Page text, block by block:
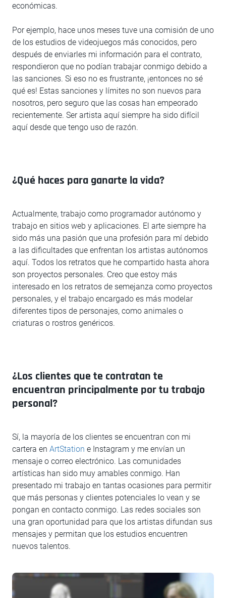
económicas.
Por ejemplo, hace unos meses tuve una comisión de uno
de los estudios de videojuegos más conocidos, pero
después de enviarles mi información para el contrato,
respondieron que no podían trabajar conmigo debido a
las sanciones. Si eso no es frustrante, ¡entonces no sé
qué es! Estas sanciones y límites no son nuevos para
nosotros, pero seguro que las cosas han empeorado
recientemente. Ser artista aquí siempre ha sido difícil
aquí desde que tengo uso de razón.
¿Qué haces para ganarte la vida?
Actualmente, trabajo como programador autónomo y
trabajo en sitios web y aplicaciones. El arte siempre ha
sido más una pasión que una profesión para mí debido
a las dificultades que enfrentan los artistas autónomos
aquí. Todos los retratos que he compartido hasta ahora
son proyectos personales. Creo que estoy más
interesado en los retratos de semejanza como proyectos
personales, y el trabajo encargado es más modelar
diferentes tipos de personajes, como animales o
criaturas o rostros genéricos.
¿Los clientes que te contratan te
encuentran principalmente por tu trabajo
personal?
Sí, la mayoría de los clientes se encuentran con mi
cartera en ArtStation e Instagram y me envían un
mensaje o correo electrónico. Las comunidades
artísticas han sido muy amables conmigo. Han
presentado mi trabajo en tantas ocasiones para permitir
que más personas y clientes potenciales lo vean y se
pongan en contacto conmigo. Las redes sociales son
una gran oportunidad para que los artistas difundan sus
mensajes y permitan que los estudios encuentren
nuevos talentos.